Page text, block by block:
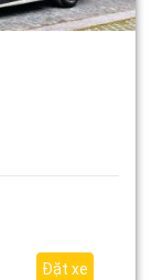
Đặt xe